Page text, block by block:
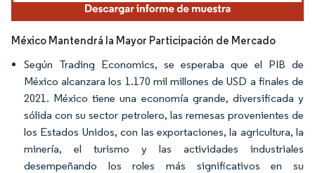
México Mantendrá la Mayor Participación de Mercado
Según Trading Economics, se esperaba que el PIB de
México alcanzara los 1.170 mil millones de USD a finales de
2021. México tiene una economía grande, diversificada y
sólida con su sector petrolero, las remesas provenientes de
los Estados Unidos, con las exportaciones, la agricultura, la
minería, el turismo y las actividades industriales
desempeñando los roles más significativos en su